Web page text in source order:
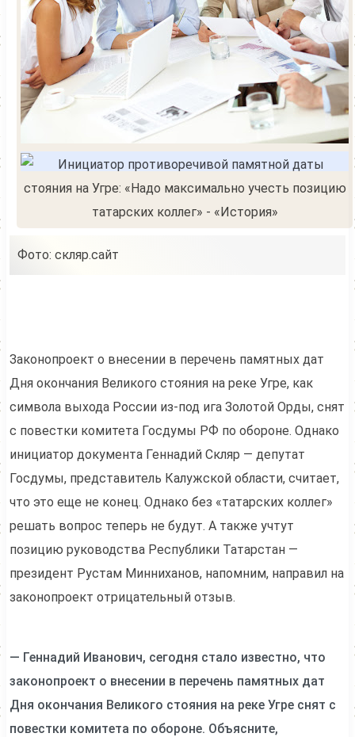
Фото: скляр.сайт
Законопроект о внесении в перечень памятных дат
Дня окончания Великого стояния на реке Угре, как
символа выхода России из-под ига Золотой Орды, снят
с повестки комитета Госдумы РФ по обороне. Однако
инициатор документа Геннадий Скляр — депутат
Госдумы, представитель Калужской области, считает,
что это еще не конец. Однако без «татарских коллег»
решать вопрос теперь не будут. А также учтут
позицию руководства Республики Татарстан —
президент Рустам Минниханов, напомним, направил на
законопроект отрицательный отзыв.
— Геннадий Иванович, сегодня стало известно, что
законопроект о внесении в перечень памятных дат
Дня окончания Великого стояния на реке Угре снят с
повестки комитета по обороне. Объясните,